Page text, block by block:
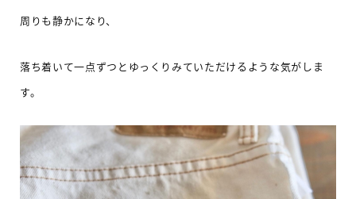
周りも静かになり、
落ち着いて一点ずつとゆっくりみていただけるような気がしま
す。